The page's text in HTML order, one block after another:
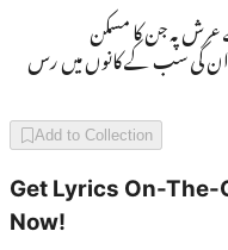
عرش پہ جن کا مسکن
کی سب کے کانوں میں رس
Add to Collection
Get Lyrics On-The-
Now!